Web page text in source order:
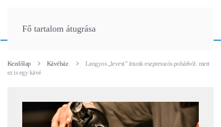
Fő tartalom átugrása
Kezdőlap Kávéház
Langyos „levest” ittunk eszpresszós pohárból: mert
ez is egy kávé